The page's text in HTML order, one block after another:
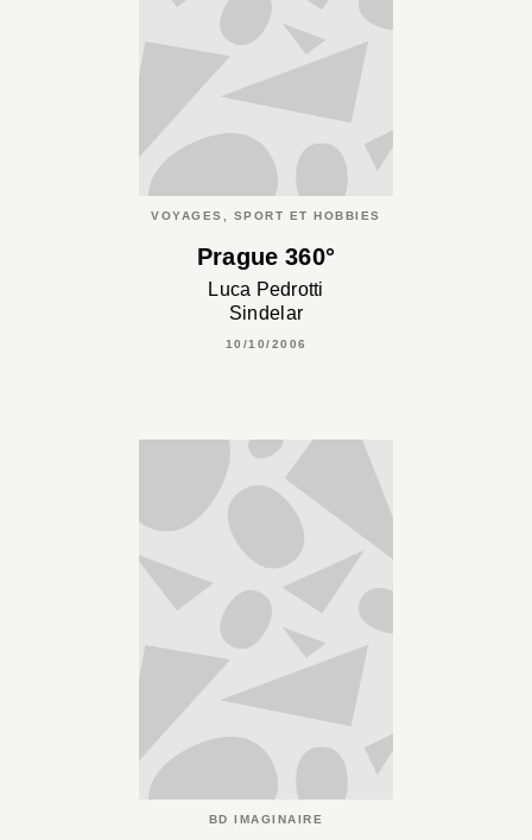
VOYAGES, SPORT ET HOBBIES
Prague 360°
Luca Pedrotti
Sindelar
10/10/2006
BD IMAGINAIRE